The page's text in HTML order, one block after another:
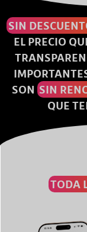
SIN
EL PRECIO
SON SIN
QUE
TODA